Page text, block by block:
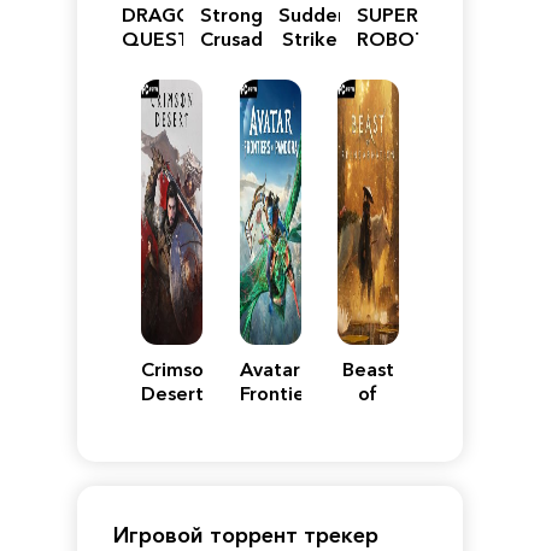
DRAGON
QUEST
Reimagined
Stronghold
Crusader:
Edition
Sudden
Strike
SUPER
ROBOT
Y
Crimson
Desert
Avatar:
Frontiers
Beast
of
Игровой торрент трекер